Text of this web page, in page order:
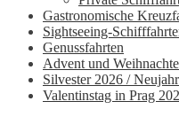
Gastronomische
Sightseeing-
Genussfahrten
Advent und
Silvester 2026 /
Valentinstag in Prag